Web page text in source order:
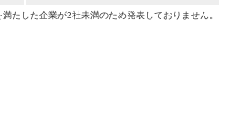
たした企業が2社未満のため発表しておりません。